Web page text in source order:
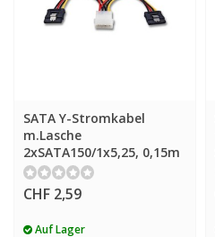
SATA Y-Stromkabel
m.Lasche
2xSATA150/1x5,25, 0,15m
CHF 2,59
Auf Lager